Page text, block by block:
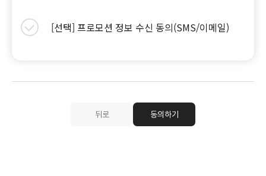
[선택] 프로모션 정보 수신 동의(SMS/이메일)
뒤로